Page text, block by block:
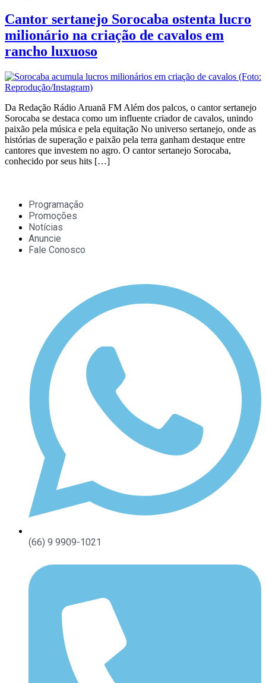
Cantor sertanejo Sorocaba ostenta lucro
milionário na criação de cavalos em
rancho luxuoso
Da Redação Rádio Aruanã FM Além dos palcos, o cantor sertanejo
Sorocaba se destaca como um influente criador de cavalos, unindo
paixão pela música e pela equitação No universo sertanejo, onde as
histórias de superação e paixão pela terra ganham destaque entre
cantores que investem no agro. O cantor sertanejo Sorocaba,
conhecido por seus hits […]
Programação
Promoções
Notícias
Anuncie
Fale Conosco
(66) 9 9909-1021